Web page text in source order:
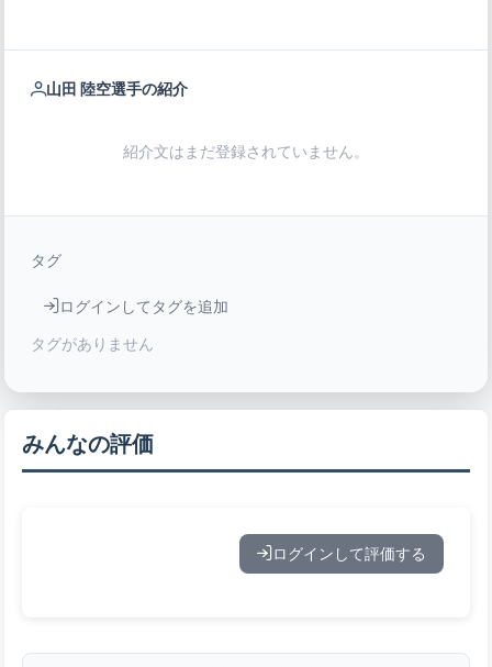
山田 陸空選手の紹介
紹介文はまだ登録されていません。
タグ
ログインしてタグを追加
タグがありません
みんなの評価
ログインして評価する